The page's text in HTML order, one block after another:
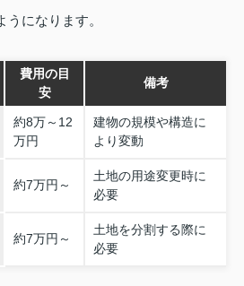
になります。
費用の目
安
備考
約8万～12
万円
建物の規模や構造に
より変動
約7万円～
土地の用途変更時に
必要
約7万円～
土地を分割する際に
必要